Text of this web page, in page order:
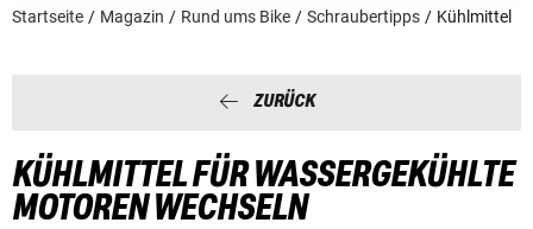
Startseite Magazin Rund ums Bike Schraubertipps Kühlmittel
ZURÜCK
KÜHLMITTEL FÜR WASSERGEKÜHLTE
MOTOREN WECHSELN